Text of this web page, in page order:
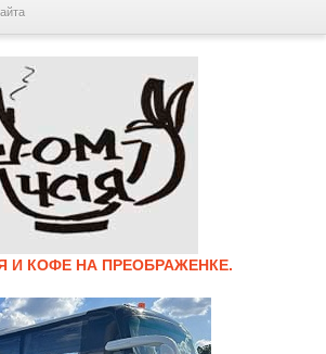
И КОФЕ НА ПРЕОБРАЖЕНКЕ.